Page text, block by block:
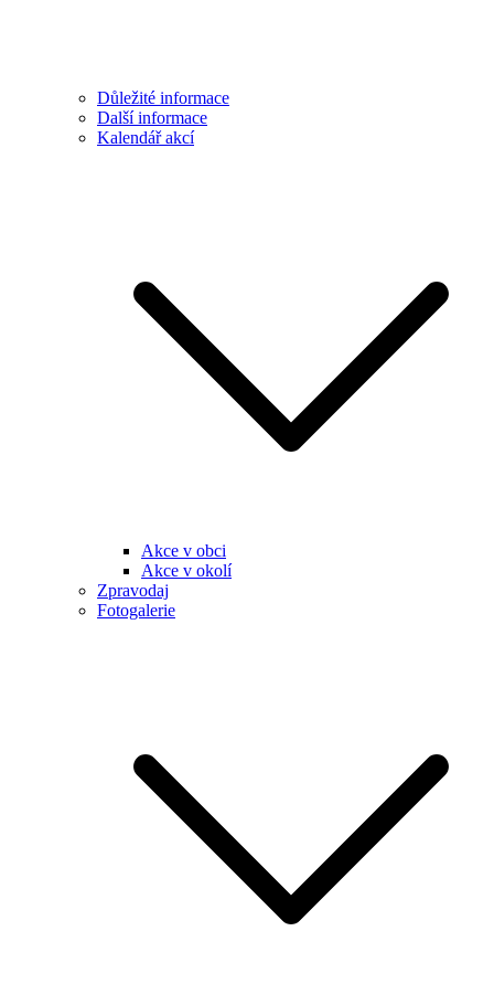
Důležité informace
Další informace
Kalendář akcí
Akce v obci
Akce v okolí
Zpravodaj
Fotogalerie